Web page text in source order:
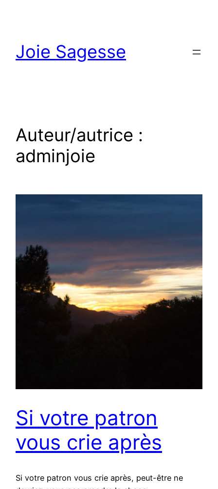
Joie Sagesse
Auteur/autrice :
adminjoie
Si votre patron
vous crie après
Si votre patron vous crie après, peut-être ne